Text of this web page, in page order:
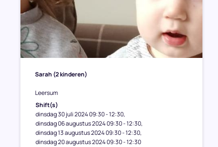
Sarah (2 kinderen)
Leersum
Shift(s)
dinsdag 30 juli 2024 09:30 - 12:30
dinsdag 06 augustus 2024 09:30 - 12:30
dinsdag 13 augustus 2024 09:30 - 12:30
dinsdag 20 augustus 2024 09:30 - 12:30